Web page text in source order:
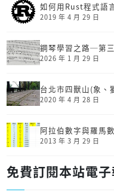
如何用Rust程式語
2019 年 4 月 29 日
鋼琴學習之路─第
2026 年 1 月 29 日
台北市四獸山(象、
2020 年 4 月 28 日
阿拉伯數字與羅馬
2013 年 3 月 29 日
免費訂閱本站電子